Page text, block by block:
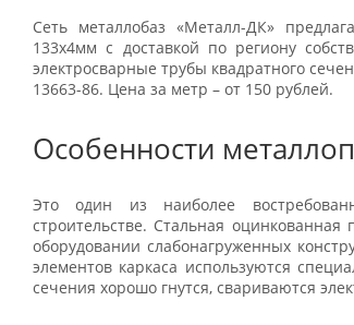
Сеть металлобаз «Металл-ДК»
133x4мм с доставкой по региону
электросварные трубы квадратного
13663-86. Цена за метр – от 150 рублей.
Особенности
Это один из наиболее
строительстве. Стальная
оборудовании слабонагруженных
элементов каркаса используются
сечения хорошо гнутся, свариваются